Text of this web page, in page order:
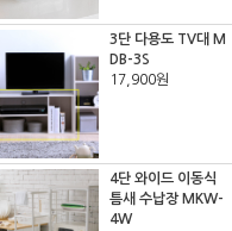
3단 다용도 TV대 M
DB-3S
17,900원
4단 와이드 이동식
틈새 수납장 MKW-
4W